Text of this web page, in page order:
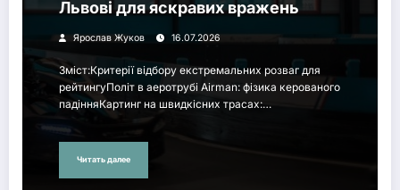
Львові для яскравих вражень
Ярослав Жуков 16.07.2026
Зміст:Критерії відбору екстремальних розваг для
рейтингуПоліт в аеротрубі Airman: фізика керованого
падінняКартинг на швидкісних трасах:…
Читать далее